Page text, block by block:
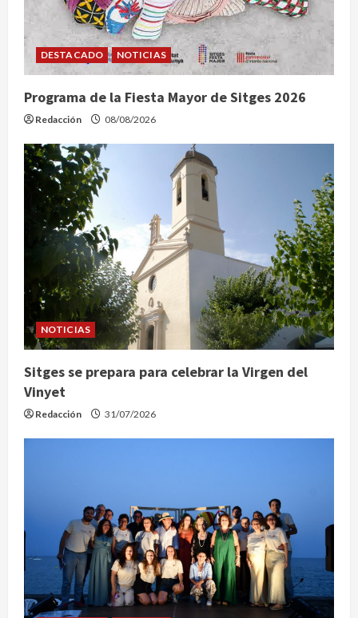
DESTACADO NOTICIAS
Programa de la Fiesta Mayor de Sitges 2026
Redacción 08/08/2026
NOTICIAS
Sitges se prepara para celebrar la Virgen del
Vinyet
Redacción 31/07/2026